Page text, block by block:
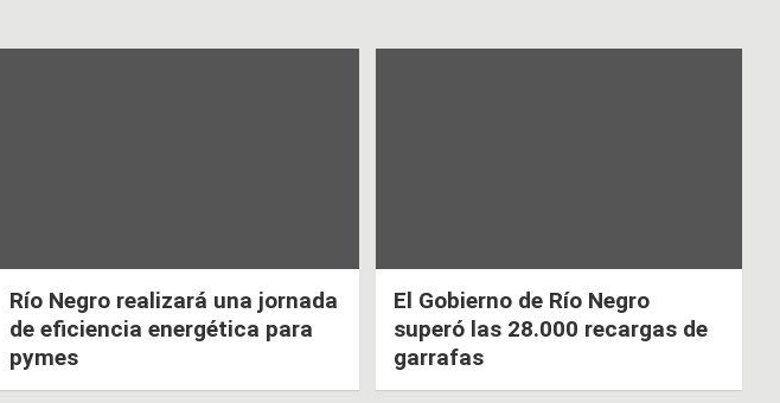
Río Negro realizará una jornada
de eficiencia energética para
pymes
El Gobierno de Río Negro
superó las 28.000 recargas de
garrafas